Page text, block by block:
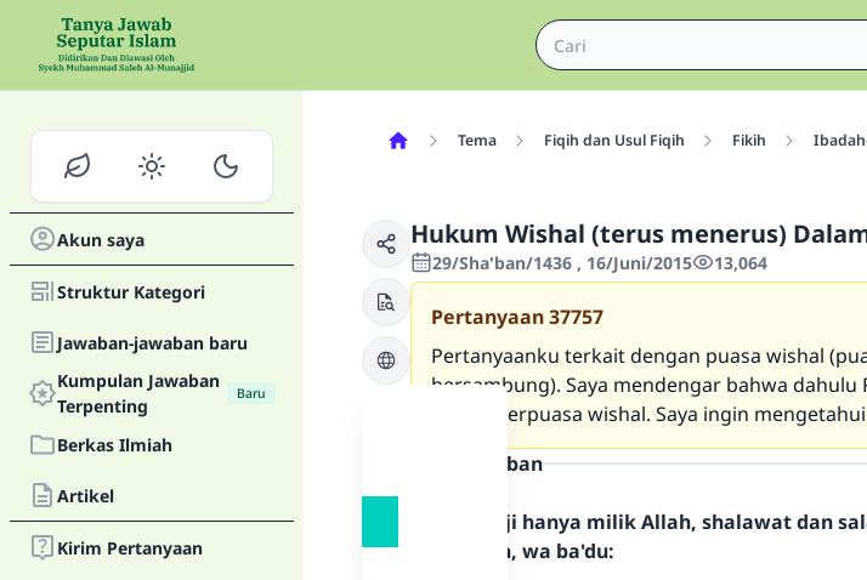
Akun saya
Struktur Kategori
Jawaban-jawaban baru
Kumpulan Jawaban
Terpenting
Baru
Berkas Ilmiah
Artikel
Kirim Pertanyaan
Tema Fiqih dan Usul Fiqih Fikih
Hukum Wishal (terus menerus)
29/Sha'ban/1436 , 16/Juni/2015 13,064
Pertanyaan37757
Pertanyaanku terkait dengan puasa wishal
bersambung). Saya mendengar bahwa dahulu
sallam berpuasa wishal. Saya ingin
Teks Jawaban
Segala puji hanya milik Allah, shalawat dan
Rasulullah, wa ba'du: